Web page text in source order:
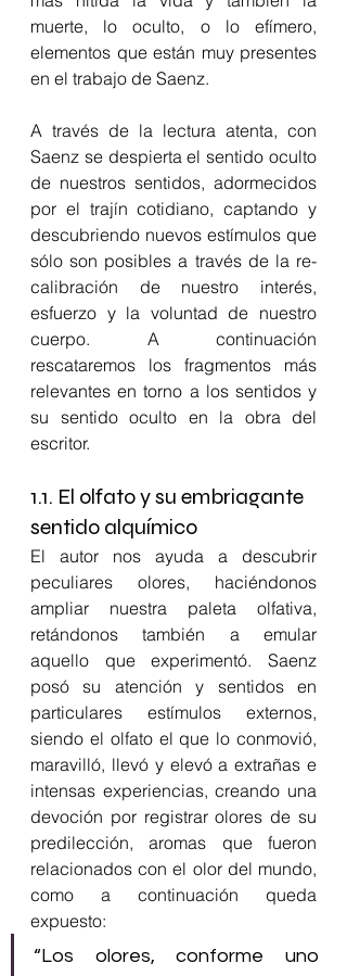
muerte, lo oculto, o lo efímero,
elementos que están muy presentes
en el trabajo de Saenz.
A través de la lectura atenta, con
Saenz se despierta el sentido oculto
de nuestros sentidos, adormecidos
por el trajín cotidiano, captando y
descubriendo nuevos estímulos que
sólo son posibles a través de la re-
calibración de nuestro interés,
esfuerzo y la voluntad de nuestro
cuerpo. A continuación
rescataremos los fragmentos más
relevantes en torno a los sentidos y
su sentido oculto en la obra del
escritor.
1.1. El olfato y su embriagante
sentido alquímico
El autor nos ayuda a descubrir
peculiares olores, haciéndonos
ampliar nuestra paleta olfativa,
retándonos también a emular
aquello que experimentó. Saenz
posó su atención y sentidos en
particulares estímulos externos,
siendo el olfato el que lo conmovió,
maravilló, llevó y elevó a extrañas e
intensas experiencias, creando una
devoción por registrar olores de su
predilección, aromas que fueron
relacionados con el olor del mundo,
como a continuación queda
expuesto:
“Los olores, conforme uno